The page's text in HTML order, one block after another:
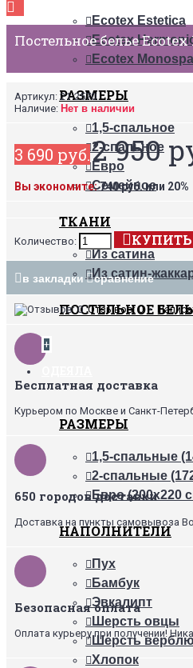
Ecotex Estetica
Ecotex
Ecotex
РАЗМЕРЫ
1,5-спальное
2-спальное
Евро
Семейное
ТКАНИ
Из сатина
Из сатин-
ПОСТЕЛЬНОЕ
+
РАЗМЕРЫ
1,5-спальные
2-спальные
Евро (200х220
НАПОЛНИТЕЛИ
Пух
Бамбук
Эвкалипт
Шерсть овцы
Шерсть
Хлопок
Постельное белье
Артикул: 21-2570
Наличие: Нет в наличии
3 690 руб.2 950
Вы экономите:740 руб. или 20%
Количество: КУПИТЬ
в закладки сравнение
Отзывов: 0•
Бесплатная доставка
Курьером по Москве и Санкт-
650 городов доставки
Доставка на пункты самовывоза
Безопасная оплата
Оплата курьеру при получении!